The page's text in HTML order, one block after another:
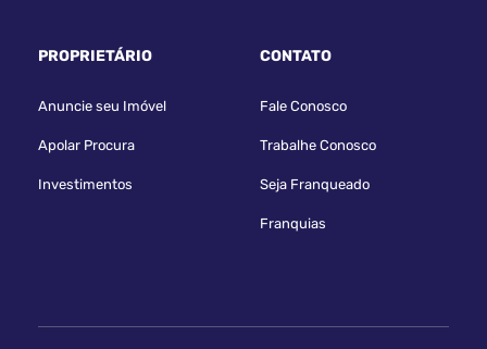
PROPRIETÁRIO
Anuncie seu Imóvel
Apolar Procura
Investimentos
CONTATO
Fale Conosco
Trabalhe Conosco
Seja Franqueado
Franquias